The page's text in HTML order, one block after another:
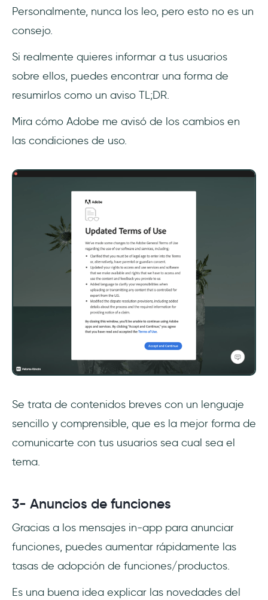
Personalmente, nunca los leo, pero esto no es un
consejo.
Si realmente quieres informar a tus usuarios
sobre ellos, puedes encontrar una forma de
resumirlos como un aviso TL;DR.
Mira cómo Adobe me avisó de los cambios en
las condiciones de uso.
Se trata de contenidos breves con un lenguaje
sencillo y comprensible, que es la mejor forma de
comunicarte con tus usuarios sea cual sea el
tema.
3- Anuncios de funciones
Gracias a los mensajes in-app para anunciar
funciones, puedes aumentar rápidamente las
tasas de adopción de funciones/productos.
Es una buena idea explicar las novedades del